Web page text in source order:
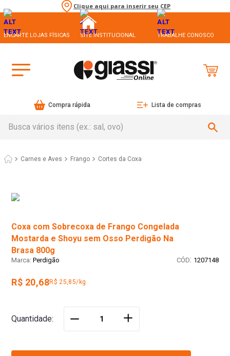
Clique aqui para inserir seu CEP
ENCARTE LOJAS FÍSICAS SITE INSTITUCIONAL TRABALHE CONOSCO
Compra rápida Lista de compras
Carnes e Aves Frango Cortes da Coxa
Coxa com Sobrecoxa de Frango Congelada
Mostarda e Shoyu sem Osso Perdigão Na
Brasa 800g
Perdigão : 1207148
R$ 20,68R$ 25,85/kg
Quantidade ＋